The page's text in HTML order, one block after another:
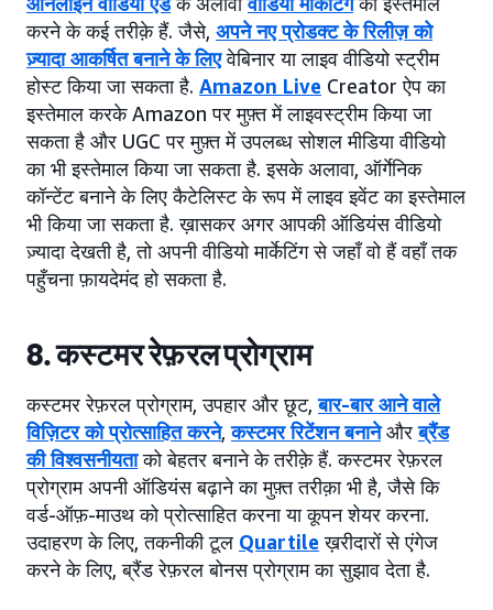
करने के कई तरीक़े हैं. जैसे, अपने नए प्रोडक्ट के रिलीज़ को
ज़्यादा आकर्षित बनाने के लिएवेबिनार या लाइव वीडियो स्ट्रीम
होस्ट किया जा सकता है. Amazon Live Creator ऐप का
इस्तेमाल करके Amazon पर मुफ़्त में लाइवस्ट्रीम किया जा
सकता है और UGC पर मुफ़्त में उपलब्ध सोशल मीडिया वीडियो
का भी इस्तेमाल किया जा सकता है. इसके अलावा, ऑर्गेनिक
कॉन्टेंट बनाने के लिए कैटेलिस्ट के रूप में लाइव इवेंट का इस्तेमाल
भी किया जा सकता है. ख़ासकर अगर आपकी ऑडियंस वीडियो
ज़्यादा देखती है, तो अपनी वीडियो मार्केटिंग से जहाँ वो हैं वहाँ तक
पहुँचना फ़ायदेमंद हो सकता है.
8. कस्टमर रेफ़रल प्रोग्राम
कस्टमर रेफ़रल प्रोग्राम, उपहार और छूट,बार-बार आने वाले
विज़िटर को प्रोत्साहित करने,कस्टमर रिटेंशन बनानेऔरब्रैंड
की विश्वसनीयताको बेहतर बनाने के तरीक़े हैं. कस्टमर रेफ़रल
प्रोग्राम अपनी ऑडियंस बढ़ाने का मुफ़्त तरीक़ा भी है, जैसे कि
वर्ड-ऑफ़-माउथ को प्रोत्साहित करना या कूपन शेयर करना.
उदाहरण के लिए, तकनीकी टूल Quartile ख़रीदारों से एंगेज
करने के लिए, ब्रैंड रेफ़रल बोनस प्रोग्राम का सुझाव देता है.